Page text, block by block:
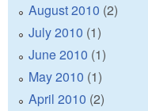
August 2010 (2)
July 2010 (1)
June 2010 (1)
May 2010 (1)
April 2010 (2)